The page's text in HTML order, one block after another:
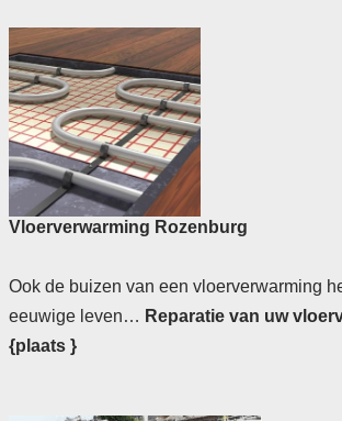
Vloerverwarming Rozenburg
Ook de buizen van een vloerverwarming
eeuwige leven… Reparatie van uw
{plaats }